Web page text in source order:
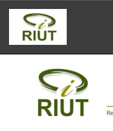
Skip
navigation